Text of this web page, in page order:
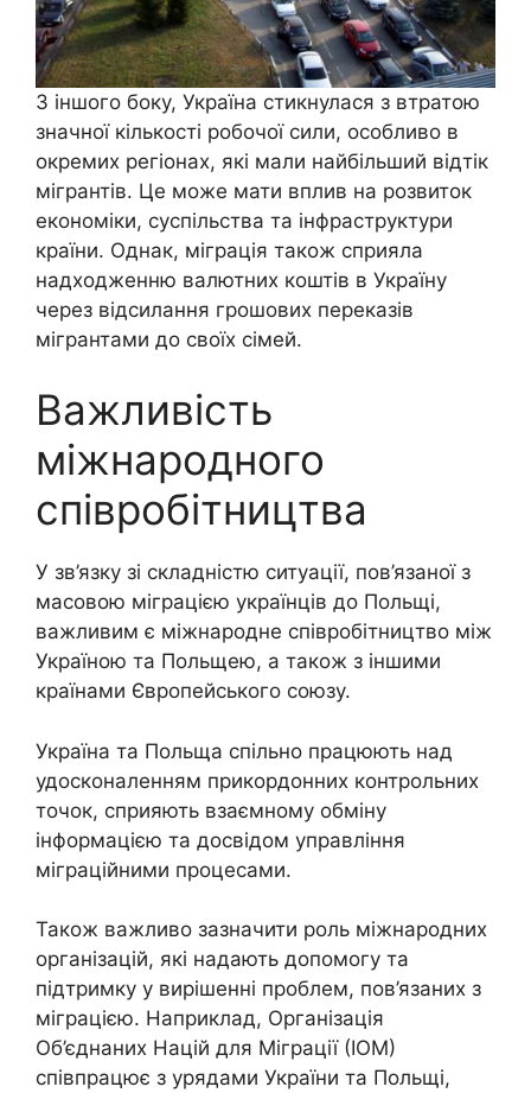
З іншого боку, Україна стикнулася з втратою
значної кількості робочої сили, особливо в
окремих регіонах, які мали найбільший відтік
мігрантів. Це може мати вплив на розвиток
економіки, суспільства та інфраструктури
країни. Однак, міграція також сприяла
надходженню валютних коштів в Україну
через відсилання грошових переказів
мігрантами до своїх сімей.
Важливість
міжнародного
співробітництва
У зв’язку зі складністю ситуації, пов’язаної з
масовою міграцією українців до Польщі,
важливим є міжнародне співробітництво між
Україною та Польщею, а також з іншими
країнами Європейського союзу.
Україна та Польща спільно працюють над
удосконаленням прикордонних контрольних
точок, сприяють взаємному обміну
інформацією та досвідом управління
міграційними процесами.
Також важливо зазначити роль міжнародних
організацій, які надають допомогу та
підтримку у вирішенні проблем, пов’язаних з
міграцією. Наприклад, Організація
Об’єднаних Націй для Міграції (ІОМ)
співпрацює з урядами України та Польщі,